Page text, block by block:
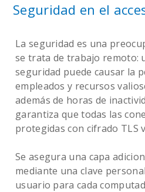
Seguridad en el
La seguridad es una
se trata de trabajo remoto:
seguridad puede causar la
empleados y recursos
además de horas de
garantiza que todas las
protegidas con cifrado TLS
Se asegura una capa
mediante una clave
usuario para cada